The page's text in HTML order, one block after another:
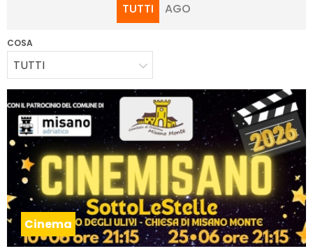
TUTTI AGO
COSA
TUTTI
Cinema